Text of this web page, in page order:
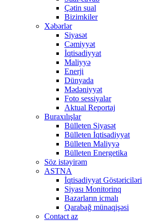
Çətin sual
Bizimkiler
Xəbərlər
Siyasət
Cəmiyyət
İqtisadiyyat
Maliyyə
Enerji
Dünyada
Mədəniyyət
Foto sessiyalar
Aktual Reportaj
Buraxılışlar
Bülleten Siyasət
Bülleten İqtisadiyyat
Bülleten Maliyyə
Bülleten Energetika
Söz istəyirəm
ASTNA
İqtisadiyyat Göstəriciləri
Siyası Monitorinq
Bazarların icmalı
Qarabağ münaqişəsi
Contact az